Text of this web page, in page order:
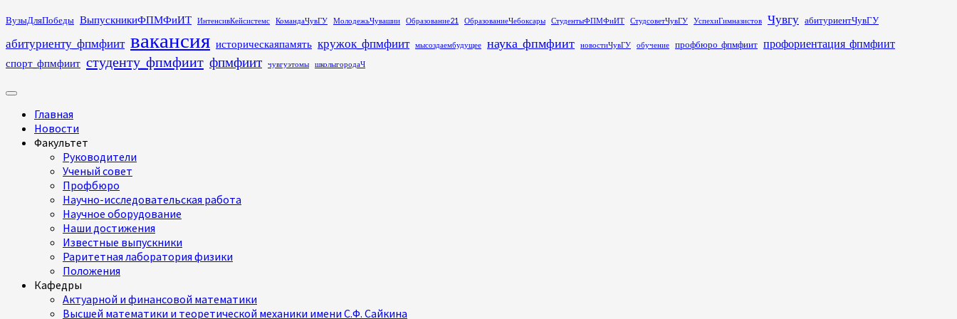
Перейти
содержимому
ВузыДляПобеды ВыпускникиФПМФиИТ ИнтенсивКейсистемс КомандаЧувГУ МолодежьЧувашии Образование21 ОбразованиеЧебоксары СтудентыФПМФиИТ СтудсоветЧувГУ УспехиГимназистов Чувгу абитуриентЧувГУ
абитуриенту_фпмфиит вакансия историческаяпамять кружок_фпмфиит мысоздаембудущее наука_фпмфиит новостиЧувГУ обучение профбюро_фпмфиит профориентация_фпмфиит
спорт_фпмфиит студенту_фпмфиит фпмфиит чувгуэтомы школыгородаЧ
Основное
Главная
Новости
Факультет
Руководители
Ученый совет
Профбюро
Научно-исследовательская работа
Научное оборудование
Наши достижения
Известные выпускники
Раритетная лаборатория физики
Положения
Кафедры
Актуарной и финансовой математики
Высшей математики и теоретической механики имени С.Ф. Сайкина